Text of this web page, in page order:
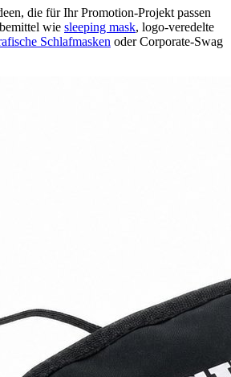
die für Ihr Promotion-Projekt passen
wie sleeping mask, logo-veredelte
Schlafmasken oder Corporate-Swag